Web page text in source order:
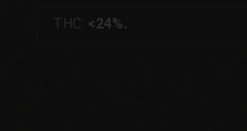
THC: <24%.